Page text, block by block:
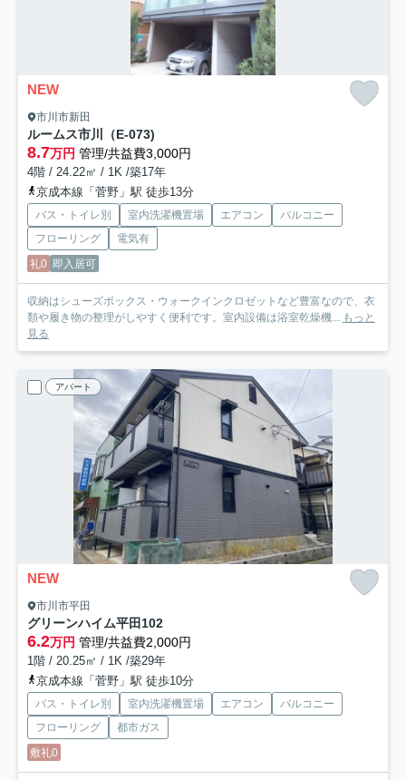
NEW
市川市新田
ルームス市川（E-073)
8.7万円 管理/共益費3,000円
4階 / 24.22㎡ / 1K /築17年
京成本線「菅野」駅 徒歩13分
バス・トイレ別 室内洗濯機置場 エアコン
バルコニー
フローリング
電気有
礼0 即入居可
収納はシューズボックス・ウォークインクロゼットなど豊富なので、衣
類や履き物の整理がしやすく便利です。室内設備は浴室乾燥機...
もっと
見る
アパート
NEW
市川市平田
グリーンハイム平田 102
6.2万円 管理/共益費2,000円
1階 / 20.25㎡ / 1K /築29年
京成本線「菅野」駅 徒歩10分
バス・トイレ別 室内洗濯機置場 エアコン
バルコニー
フローリング
都市ガス
敷礼0